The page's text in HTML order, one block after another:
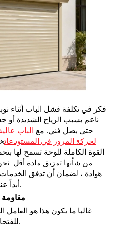
فكر في تكلفة فشل الباب أثناء
ناعم بسبب الرياح الشديدة أو
حتى يصل فني. مع الباب
لحركة المرور في المستودعات
القوة الكاملة للوحة تسمح لها
من شأنها تمزيق مادة أقل.
هوادة ، لضمان أن تدفق
أبداً عنق زجاجة بسبب فشل الأجهزة.
مقاومة
غالبا ما يكون هذا هو العامل
الألومنيوم و PVC للفتحات الخارجية.